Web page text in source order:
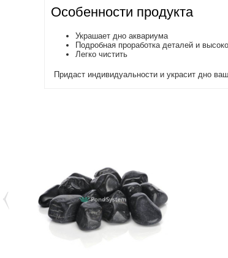
Особенности продукта
Украшает дно аквариума
Подробная проработка деталей и
Легко чистить
Придаст индивидуальности и украсит дно